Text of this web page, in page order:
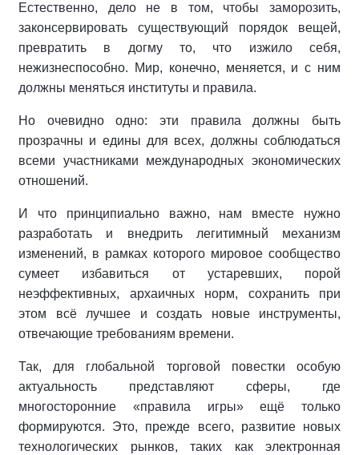
Естественно, дело не в том, чтобы заморозить,
законсервировать существующий порядок вещей,
превратить в догму то, что изжило себя,
нежизнеспособно. Мир, конечно, меняется, и с ним
должны меняться институты и правила.
Но очевидно одно: эти правила должны быть
прозрачны и едины для всех, должны соблюдаться
всеми участниками международных экономических
отношений.
И что принципиально важно, нам вместе нужно
разработать и внедрить легитимный механизм
изменений, в рамках которого мировое сообщество
сумеет избавиться от устаревших, порой
неэффективных, архаичных норм, сохранить при
этом всё лучшее и создать новые инструменты,
отвечающие требованиям времени.
Так, для глобальной торговой повестки особую
актуальность представляют сферы, где
многосторонние «правила игры» ещё только
формируются. Это, прежде всего, развитие новых
технологических рынков, таких как электронная